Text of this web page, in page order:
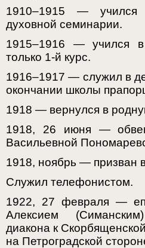
1910–1915 — учился
духовной семинарии.
1915–1916 — учился
только 1-й курс.
1916–1917 — служил в
окончании школы
1918 — вернулся в
1918, 26 июня —
Васильевной
1918, ноябрь — призван
Служил телефонистом.
1922, 27 февраля —
Алексием
диакона к
на Петроградской